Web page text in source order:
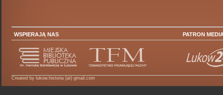
WSPIERAJĄ NAS PATRON
Created by lukow.historia (at) gmail.com